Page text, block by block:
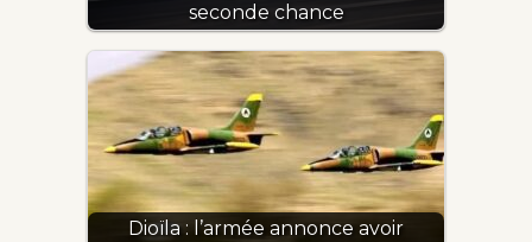
seconde chance
Dioïla : l’armée annonce avoir